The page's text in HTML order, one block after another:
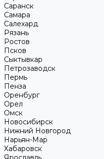
Саранск
Самара
Салехард
Рязань
Ростов
Псков
Сыктывкар
Петрозаводск
Пермь
Пенза
Оренбург
Орел
Омск
Новосибирск
Нижний Новгород
Нарьян-Мар
Хабаровск